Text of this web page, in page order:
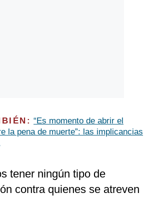
“Es momento de abrir el
la pena de muerte”: las implicancias
tener ningún tipo de
contra quienes se atreven